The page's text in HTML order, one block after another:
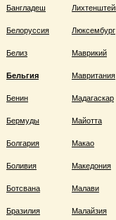
Бангладеш
Белоруссия
Белиз
Бельгия
Бенин
Бермуды
Болгария
Боливия
Ботсвана
Бразилия
Люксембург
Маврикий
Мавритания
Мадагаскар
Майотта
Макао
Македония
Малави
Малайзия